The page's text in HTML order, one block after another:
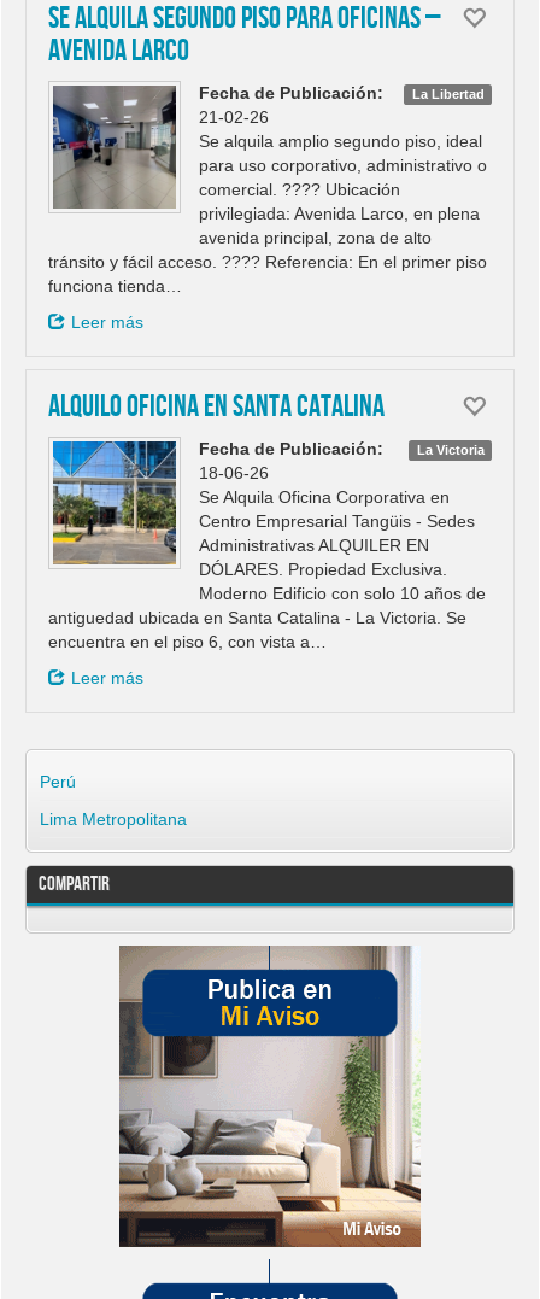
SE ALQUILA SEGUNDO PISO PARA OFICINAS –
AVENIDA LARCO
La Libertad
Fecha de Publicación:
21-02-26
Se alquila amplio segundo piso, ideal
para uso corporativo, administrativo o
comercial. ???? Ubicación
privilegiada: Avenida Larco, en plena
avenida principal, zona de alto
tránsito y fácil acceso. ???? Referencia: En el primer piso
funciona tienda…
Leer más
Alquilo Oficina en Santa Catalina
La Victoria
Fecha de Publicación:
18-06-26
Se Alquila Oficina Corporativa en
Centro Empresarial Tangüis - Sedes
Administrativas ALQUILER EN
DÓLARES. Propiedad Exclusiva.
Moderno Edificio con solo 10 años de
antiguedad ubicada en Santa Catalina - La Victoria. Se
encuentra en el piso 6, con vista a…
Leer más
Perú
Lima Metropolitana
Compartir